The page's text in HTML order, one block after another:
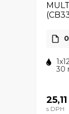
30
s DPH